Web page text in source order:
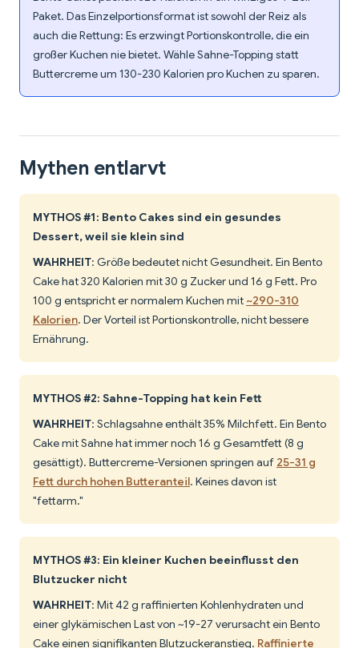
Paket. Das Einzelportionsformat ist sowohl der Reiz als
auch die Rettung: Es erzwingt Portionskontrolle, die ein
großer Kuchen nie bietet. Wähle Sahne-Topping statt
Buttercreme um 130-230 Kalorien pro Kuchen zu sparen.
Mythen entlarvt
MYTHOS #1: Bento Cakes sind ein gesundes
Dessert, weil sie klein sind
WAHRHEIT: Größe bedeutet nicht Gesundheit. Ein Bento
Cake hat 320 Kalorien mit 30 g Zucker und 16 g Fett. Pro
100 g entspricht er normalem Kuchen mit ~290-310
Kalorien. Der Vorteil ist Portionskontrolle, nicht bessere
Ernährung.
MYTHOS #2: Sahne-Topping hat kein Fett
WAHRHEIT: Schlagsahne enthält 35% Milchfett. Ein Bento
Cake mit Sahne hat immer noch 16 g Gesamtfett (8 g
gesättigt). Buttercreme-Versionen springen auf 25-31 g
Fett durch hohen Butteranteil. Keines davon ist
"fettarm."
MYTHOS #3: Ein kleiner Kuchen beeinflusst den
Blutzucker nicht
WAHRHEIT: Mit 42 g raffinierten Kohlenhydraten und
einer glykämischen Last von ~19-27 verursacht ein Bento
Cake einen signifikanten Blutzuckeranstieg. Raffinierte